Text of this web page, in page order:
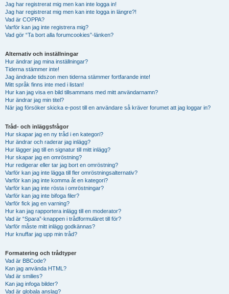
Jag har registrerat mig men kan inte logga in!
Jag har registrerat mig men kan inte logga in längre?!
Vad är COPPA?
Varför kan jag inte registrera mig?
Vad gör “Ta bort alla forumcookies”-länken?
Alternativ och inställningar
Hur ändrar jag mina inställningar?
Tiderna stämmer inte!
Jag ändrade tidszon men tiderna stämmer fortfarande inte!
Mitt språk finns inte med i listan!
Hur kan jag visa en bild tillsammans med mitt användarnamn?
Hur ändrar jag min titel?
När jag försöker skicka e-post till en användare så kräver forumet att jag loggar in?
Tråd- och inläggsfrågor
Hur skapar jag en ny tråd i en kategori?
Hur ändrar och raderar jag inlägg?
Hur lägger jag till en signatur till mitt inlägg?
Hur skapar jag en omröstning?
Hur redigerar eller tar jag bort en omröstning?
Varför kan jag inte lägga till fler omröstningsalternativ?
Varför kan jag inte komma åt en kategori?
Varför kan jag inte rösta i omröstningar?
Varför kan jag inte bifoga filer?
Varför fick jag en varning?
Hur kan jag rapportera inlägg till en moderator?
Vad är “Spara”-knappen i trådformuläret till för?
Varför måste mitt inlägg godkännas?
Hur knuffar jag upp min tråd?
Formatering och trådtyper
Vad är BBCode?
Kan jag använda HTML?
Vad är smilies?
Kan jag infoga bilder?
Vad är globala anslag?